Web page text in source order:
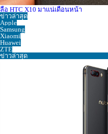
ลือ HTC X10 มาแน่เดือนหน้า
ข่าวล่าสุด
Apple
Samsung
Xiaomi
Huawei
ZTE
ข่าวล่าสุด